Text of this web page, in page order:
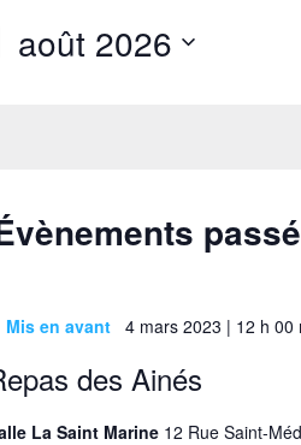
août 2026
Mis en avant 4 mars 2023 | 12 h 00
des Ainés
La Saint Marine 12 Rue Saint-